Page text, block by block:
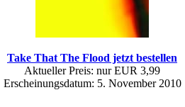
Take That The Flood jetzt bestellen
Aktueller Preis: nur EUR 3,99
Erscheinungsdatum: 5. November 2010